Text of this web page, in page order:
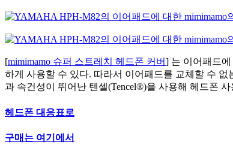
[mimimamo 슈퍼 스트레치 헤드폰 커버] 는 이어패드
하게 사용할 수 있다. 따라서 이어패드를 교체할 수
과 속건성이 뛰어난 텐셀(Tencel®)을 사용해 헤드폰
헤드폰 대응표로
구매는 여기에서